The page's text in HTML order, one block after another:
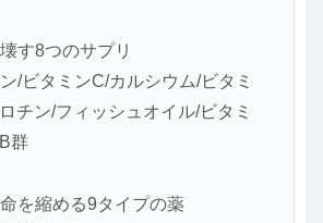
す8つのサプリ
/ビタミンC/カルシウム/ビタミ
チン/フィッシュオイル/ビタミ
群
を縮める9タイプの薬